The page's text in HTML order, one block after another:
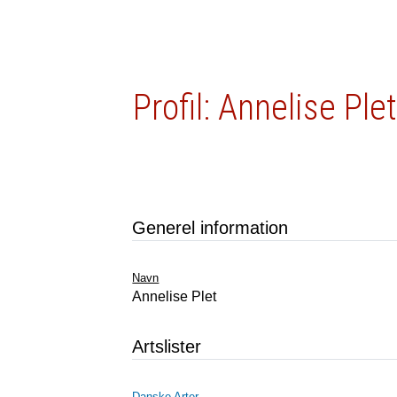
Profil: Annelise Plet
Generel information
Navn
Annelise Plet
Artslister